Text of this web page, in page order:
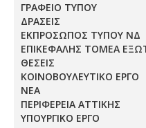
ΓΡΑΦΕΙΟ ΤΥΠΟΥ
ΔΡΑΣΕΙΣ
ΕΚΠΡΟΣΩΠΟΣ ΤΥΠΟΥ ΝΔ
ΕΠΙΚΕΦΑΛΗΣ ΤΟΜΕΑ
ΘΕΣΕΙΣ
ΚΟΙΝΟΒΟΥΛΕΥΤΙΚΟ ΕΡΓΟ
ΝΕΑ
ΠΕΡΙΦΕΡΕΙΑ ΑΤΤΙΚΗΣ
ΥΠΟΥΡΓΙΚΟ ΕΡΓΟ